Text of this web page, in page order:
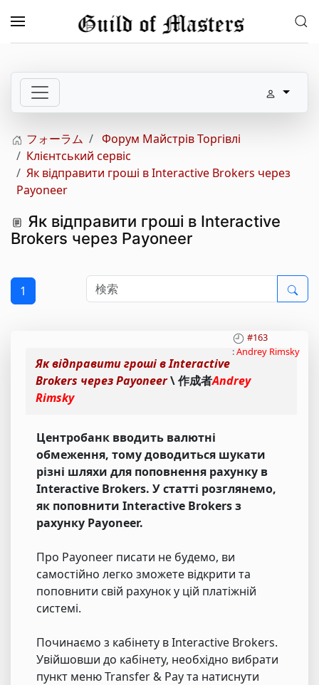
メインコンテンツへスキップ
フォーラム
Форум Майстрів Торгівлі
Клієнтський сервіс
Як відправити гроші в Interactive Brokers через
Payoneer
Як відправити гроші в Interactive
Brokers через Payoneer
1
#163
:Andrey Rimsky
Як відправити гроші в Interactive
Brokers через Payoneer\ 作成者Andrey
Rimsky
Центробанк вводить валютні
обмеження, тому доводиться шукати
різні шляхи для поповнення рахунку в
Interactive Brokers. У статті розглянемо,
як поповнити Interactive Brokers з
рахунку Payoneer.
Про Payoneer писати не будемо, ви
самостійно легко зможете відкрити та
поповнити свій рахунок у цій платіжній
системі.
Починаємо з кабінету в Interactive Brokers.
Увійшовши до кабінету, необхідно вибрати
пункт меню Transfer & Pay та натиснути